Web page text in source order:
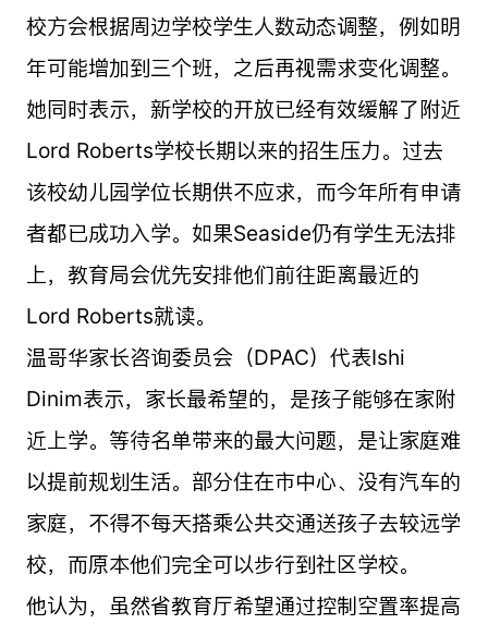
校方会根据周边学校学生人数动态调整，例如明
年可能增加到三个班，之后再视需求变化调整。
她同时表示，新学校的开放已经有效缓解了附近
Lord Roberts学校长期以来的招生压力。过去
该校幼儿园学位长期供不应求，而今年所有申请
者都已成功入学。如果Seaside仍有学生无法排
上，教育局会优先安排他们前往距离最近的
Lord Roberts就读。
温哥华家长咨询委员会（DPAC）代表Ishi
Dinim表示，家长最希望的，是孩子能够在家附
近上学。等待名单带来的最大问题，是让家庭难
以提前规划生活。部分住在市中心、没有汽车的
家庭，不得不每天搭乘公共交通送孩子去较远学
校，而原本他们完全可以步行到社区学校。
他认为，虽然省教育厅希望通过控制空置率提高